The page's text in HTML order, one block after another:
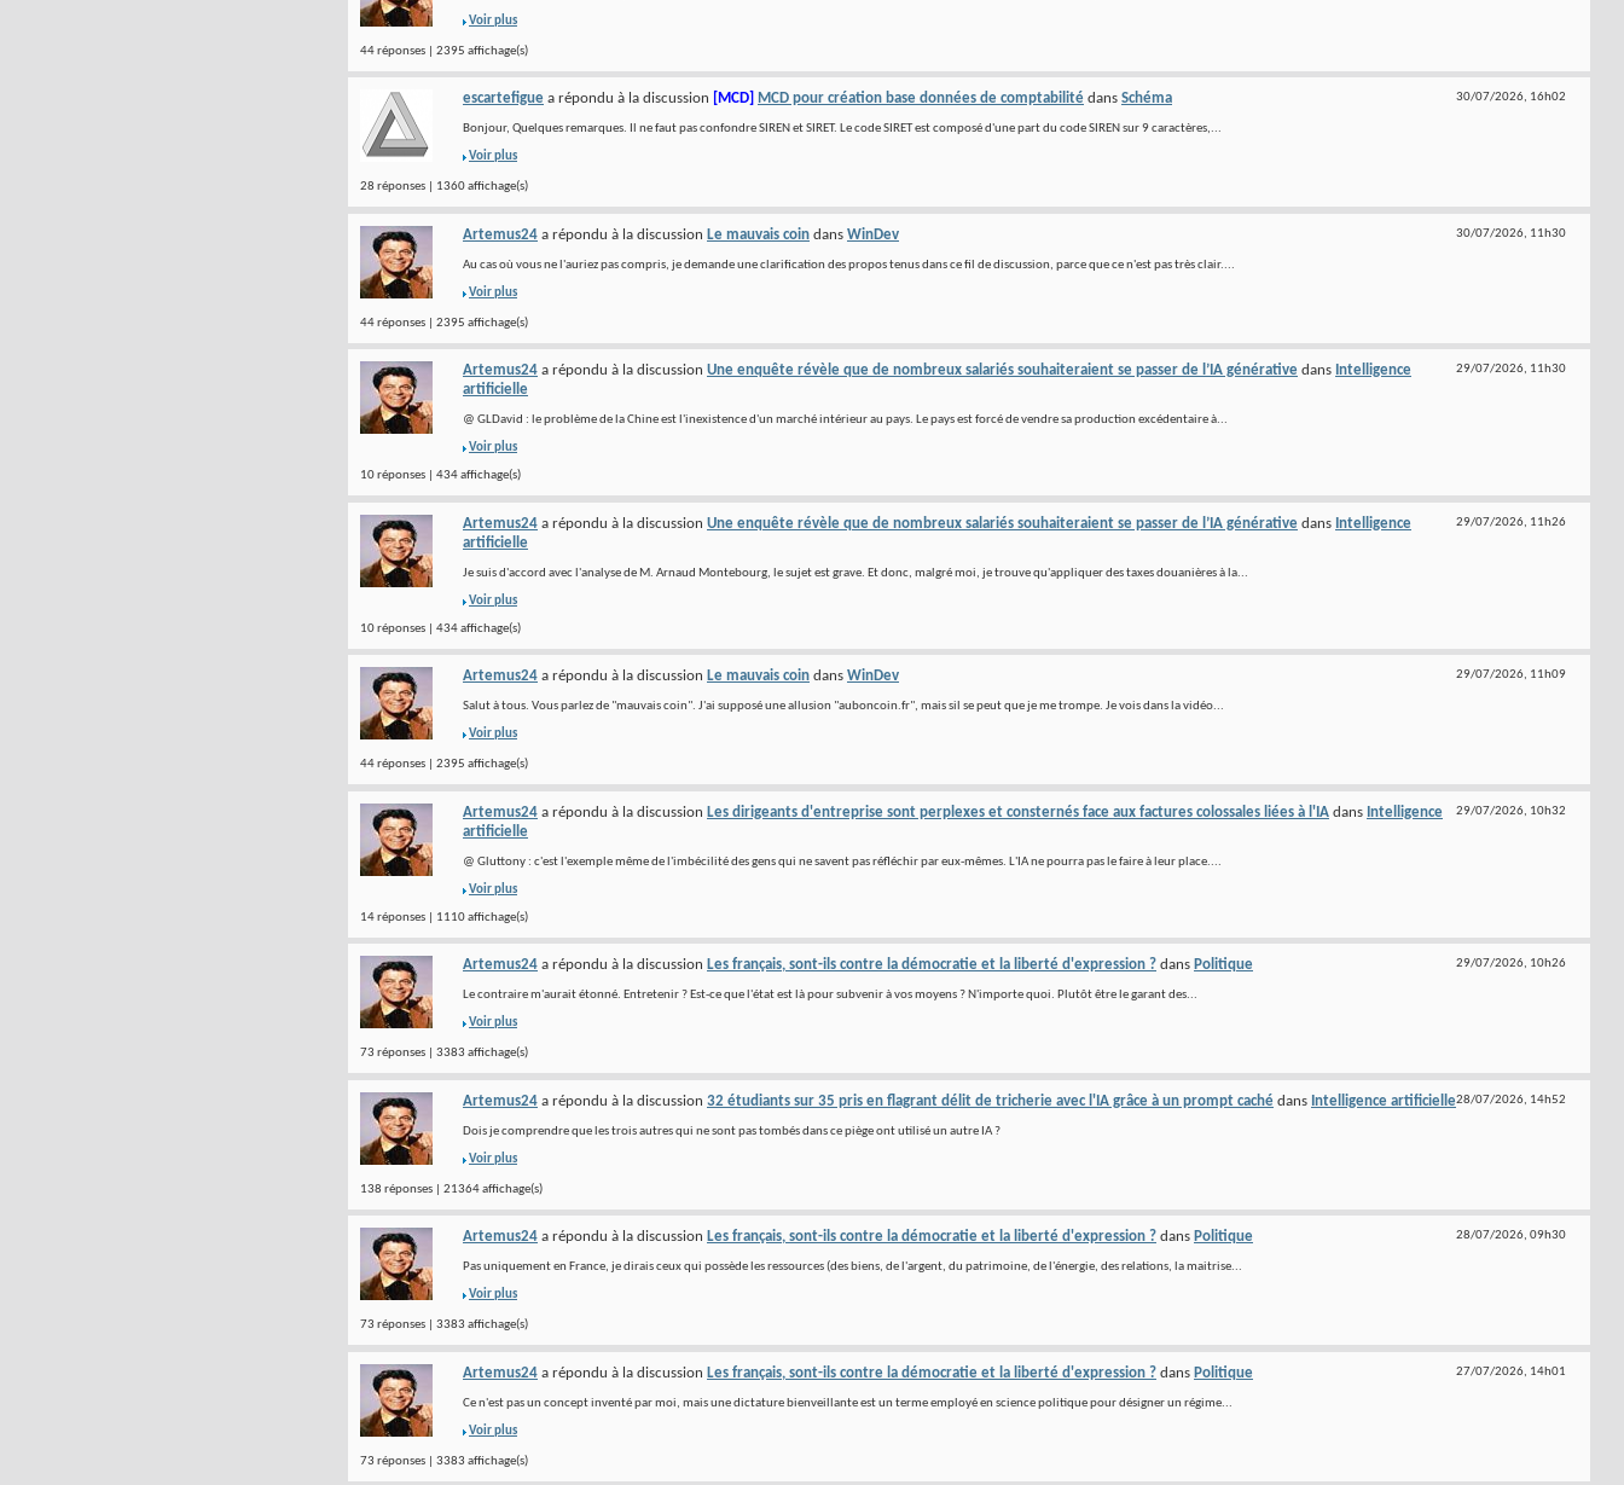
Voir plus
44 réponses | 2395 affichage(s)
30/07/2026, 16h02
escartefigue a répondu à la discussion [MCD] MCD pour création base données de comptabilité dans Schéma
Bonjour, Quelques remarques. Il ne faut pas confondre SIREN et SIRET. Le code SIRET est composé d'une part du code SIREN sur 9 caractères,...
Voir plus
28 réponses | 1360 affichage(s)
30/07/2026, 11h30
Artemus24 a répondu à la discussion Le mauvais coin dans WinDev
Au cas où vous ne l'auriez pas compris, je demande une clarification des propos tenus dans ce fil de discussion, parce que ce n'est pas très clair....
Voir plus
44 réponses | 2395 affichage(s)
29/07/2026, 11h30
Artemus24 a répondu à la discussion Une enquête révèle que de nombreux salariés souhaiteraient se passer de l’IA générative dans Intelligence
artificielle
@ GLDavid : le problème de la Chine est l'inexistence d'un marché intérieur au pays. Le pays est forcé de vendre sa production excédentaire à...
Voir plus
10 réponses | 434 affichage(s)
29/07/2026, 11h26
Artemus24 a répondu à la discussion Une enquête révèle que de nombreux salariés souhaiteraient se passer de l’IA générative dans Intelligence
artificielle
Je suis d'accord avec l'analyse de M. Arnaud Montebourg, le sujet est grave. Et donc, malgré moi, je trouve qu'appliquer des taxes douanières à la...
Voir plus
10 réponses | 434 affichage(s)
29/07/2026, 11h09
Artemus24 a répondu à la discussion Le mauvais coin dans WinDev
Salut à tous. Vous parlez de "mauvais coin". J'ai supposé une allusion "auboncoin.fr", mais sil se peut que je me trompe. Je vois dans la vidéo...
Voir plus
44 réponses | 2395 affichage(s)
29/07/2026, 10h32
Artemus24 a répondu à la discussion Les dirigeants d'entreprise sont perplexes et consternés face aux factures colossales liées à l'IA dans Intelligence
artificielle
@ Gluttony : c'est l'exemple même de l'imbécilité des gens qui ne savent pas réfléchir par eux-mêmes. L'IA ne pourra pas le faire à leur place....
Voir plus
14 réponses | 1110 affichage(s)
29/07/2026, 10h26
Artemus24 a répondu à la discussion Les français, sont-ils contre la démocratie et la liberté d'expression ? dans Politique
Le contraire m'aurait étonné. Entretenir ? Est-ce que l'état est là pour subvenir à vos moyens ? N'importe quoi. Plutôt être le garant des...
Voir plus
73 réponses | 3383 affichage(s)
28/07/2026, 14h52
Artemus24 a répondu à la discussion 32 étudiants sur 35 pris en flagrant délit de tricherie avec l'IA grâce à un prompt caché dans Intelligence artificielle
Dois je comprendre que les trois autres qui ne sont pas tombés dans ce piège ont utilisé un autre IA ?
Voir plus
138 réponses | 21364 affichage(s)
28/07/2026, 09h30
Artemus24 a répondu à la discussion Les français, sont-ils contre la démocratie et la liberté d'expression ? dans Politique
Pas uniquement en France, je dirais ceux qui possède les ressources (des biens, de l'argent, du patrimoine, de l'énergie, des relations, la maitrise...
Voir plus
73 réponses | 3383 affichage(s)
27/07/2026, 14h01
Artemus24 a répondu à la discussion Les français, sont-ils contre la démocratie et la liberté d'expression ? dans Politique
Ce n'est pas un concept inventé par moi, mais une dictature bienveillante est un terme employé en science politique pour désigner un régime...
Voir plus
73 réponses | 3383 affichage(s)